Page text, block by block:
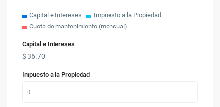
Capital e Intereses
Impuesto a la Propiedad
Cuota de mantenimiento (mensual)
Capital e Intereses
$36.70
Impuesto a la Propiedad